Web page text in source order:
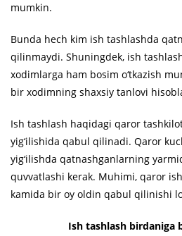
mumkin.
Bunda hech kim ish tashlashda
qilinmaydi. Shuningdek, ish
xodimlarga ham bosim o‘tkazish
bir xodimning shaxsiy tanlovi
Ish tashlash haqidagi qaror
yig‘ilishida qabul qilinadi. Qaror
yig‘ilishda qatnashganlarning
quvvatlashi kerak. Muhimi, qaror
kamida bir oy oldin qabul qilinishi
Ish tashlash birdaniga